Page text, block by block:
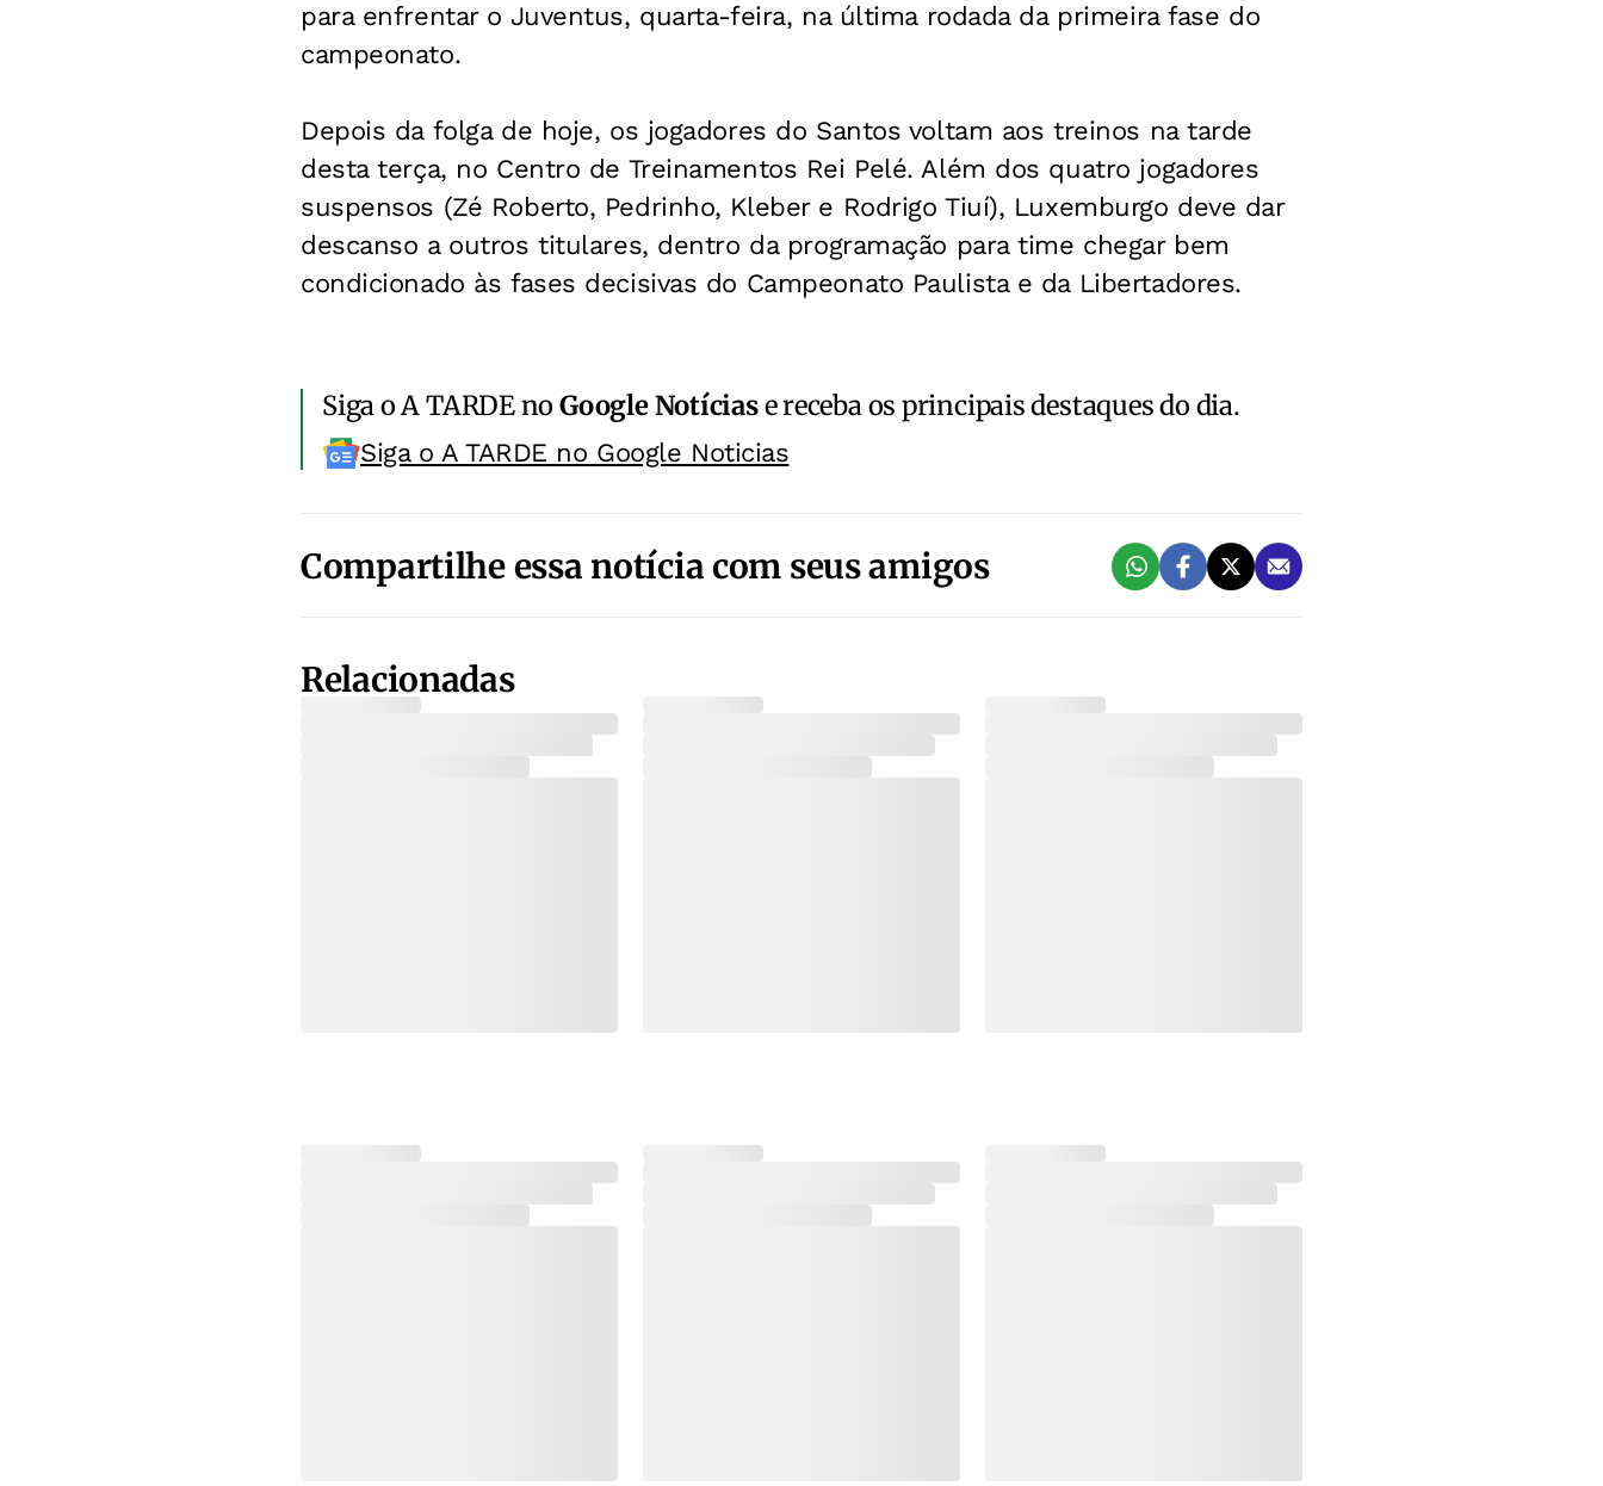
para enfrentar o Juventus, quarta-feira, na última rodada da primeira fase do
campeonato.
Depois da folga de hoje, os jogadores do Santos voltam aos treinos na tarde
desta terça, no Centro de Treinamentos Rei Pelé. Além dos quatro jogadores
suspensos (Zé Roberto, Pedrinho, Kleber e Rodrigo Tiuí), Luxemburgo deve dar
descanso a outros titulares, dentro da programação para time chegar bem
condicionado às fases decisivas do Campeonato Paulista e da Libertadores.
Siga o A TARDE noGoogle Notíciase receba os principais destaques do dia.
Siga o A TARDE no Google Noticias
Compartilhe essa notícia com seus amigos
Relacionadas